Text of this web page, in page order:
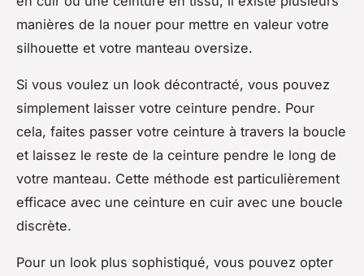
manières de la nouer pour mettre en valeur votre
silhouette et votre manteau oversize.
Si vous voulez un look décontracté, vous pouvez
simplement laisser votre ceinture pendre. Pour
cela, faites passer votre ceinture à travers la boucle
et laissez le reste de la ceinture pendre le long de
votre manteau. Cette méthode est particulièrement
efficace avec une ceinture en cuir avec une boucle
discrète.
Pour un look plus sophistiqué, vous pouvez opter